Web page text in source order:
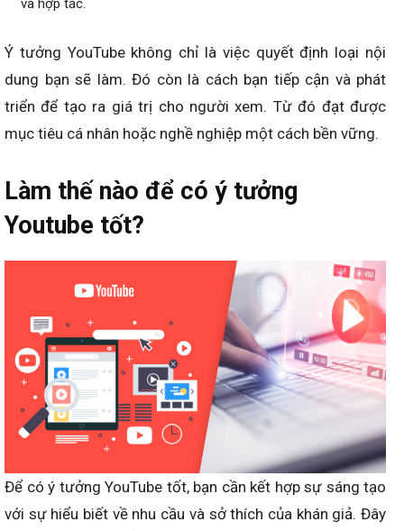
và hợp tác.
Ý tưởng YouTube không chỉ là việc quyết định loại nội
dung bạn sẽ làm. Đó còn là cách bạn tiếp cận và phát
triển để tạo ra giá trị cho người xem. Từ đó đạt được
mục tiêu cá nhân hoặc nghề nghiệp một cách bền vững.
Làm thế nào để có ý tưởng
Youtube tốt?
Để có ý tưởng YouTube tốt, bạn cần kết hợp sự sáng tạo
với sự hiểu biết về nhu cầu và sở thích của khán giả. Đây